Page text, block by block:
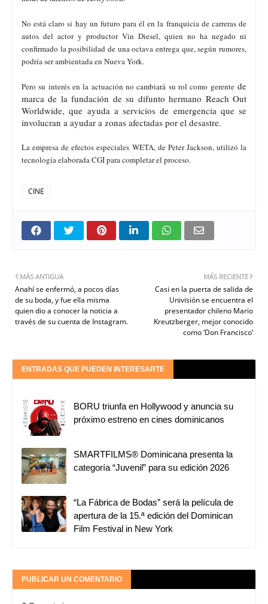
No está claro si hay un futuro para él en la franquicia de carreras de
autos del actor y productor Vin Diesel, quien no ha negado ni
confirmado la posibilidad de una octava entrega que, según rumores,
podría ser ambientada en Nueva York.
Pero su interés en la actuación no cambiará su rol como gerente de
marca de la fundación de su difunto hermano Reach Out
Worldwide, que ayuda a servicios de emergencia que se
involucran a ayudar a zonas afectadas por el desastre.
La empresa de efectos especiales WETA, de Peter Jackson, utilizó la
tecnología elaborada CGI para completar el proceso.
CINE
MÁS RECIENTE
Casi en la puerta de salida de
Univisión se encuentra el
presentador chileno Mario
Kreutzberger, mejor conocido
como ‘Don Francisco’
MÁS ANTIGUA
Anahí se enfermó, a pocos días
de su boda, y fue ella misma
quien dio a conocer la noticia a
través de su cuenta de Instagram.
ENTRADAS QUE PUEDEN INTERESARTE
BORU triunfa en Hollywood y anuncia su
próximo estreno en cines dominicanos
SMARTFILMS®️ Dominicana presenta la
categoría “Juvenil” para su edición 2026
“La Fábrica de Bodas” será la película de
apertura de la 15.ª edición del Dominican
Film Festival in New York
PUBLICAR UN COMENTARIO